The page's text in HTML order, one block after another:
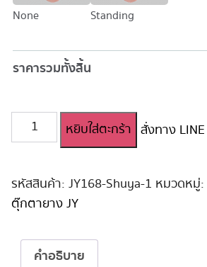
None Standing
ราคารวมทั้งสิ้น
จำนวน
ตุ๊กตา
Full
Silicone
168cm
หยิบใส่ตะกร้า สั่งทาง LINE
รหัสสินค้า: JY168-Shuya-1 หมวดหมู่:
ตุ๊กตายาง JY
คำอธิบาย